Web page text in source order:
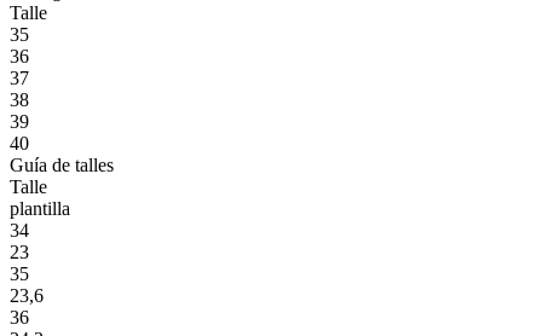
Talle
35
36
37
38
39
40
Guía de talles
Talle
plantilla
34
23
35
23,6
36